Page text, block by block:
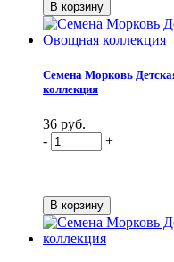
Семена Морковь
коллекция
36 руб.
-
+